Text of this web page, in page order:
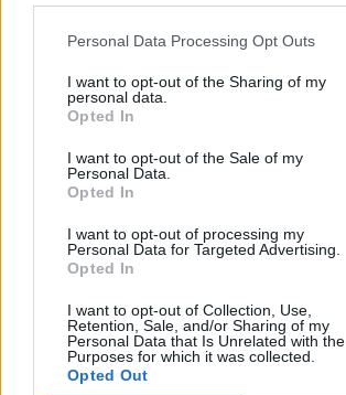
Personal Data Processing Opt Outs
I want to opt-out of the Sharing of my
personal data.
Opted In
I want to opt-out of the Sale of my
Personal Data.
Opted In
I want to opt-out of processing my
Personal Data for Targeted Advertising.
Opted In
I want to opt-out of Collection, Use,
Retention, Sale, and/or Sharing of my
Personal Data that Is Unrelated with the
Purposes for which it was collected.
Opted Out
gatto non riuscirà mai a
prendere il suo amico
LASCIAMI IN PACE!
Il gatto dormiglione non lo svegli
neanche a cannonate: gli inutili
tentativi del cane
04/01/2022
COMODITÀ
C'è uno sgradito intruso nei
pantaloni: il gatto esagera con i
giochi